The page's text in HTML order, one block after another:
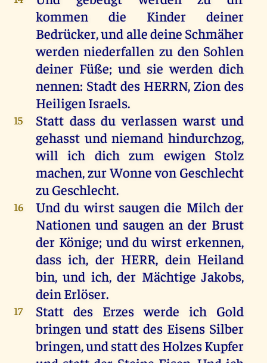
kommen
die Kinder
deiner
Bedrücker,undalledeine Schmäher
werden niederfallen zu den Sohlen
deiner Füße; und sie werden dich
nennen: Stadt des HERRN,Zion des
HeiligenIsraels.
15 Stattdassdu verlassen warst und
gehasst und niemand hindurchzog,
will ich dich zum ewigen Stolz
machen,zurWonne von Geschlecht
zuGeschlecht.
16 Und du wirst saugen die Milch der
Nationen und saugen an der Brust
der Könige; und du wirst erkennen,
dassich, der HERR, dein Heiland
bin,und ich,der Mächtige Jakobs,
deinErlöser.
17 Statt des Erzes werde ich Gold
bringen und statt des Eisens Silber
bringen,undstattdesHolzesKupfer